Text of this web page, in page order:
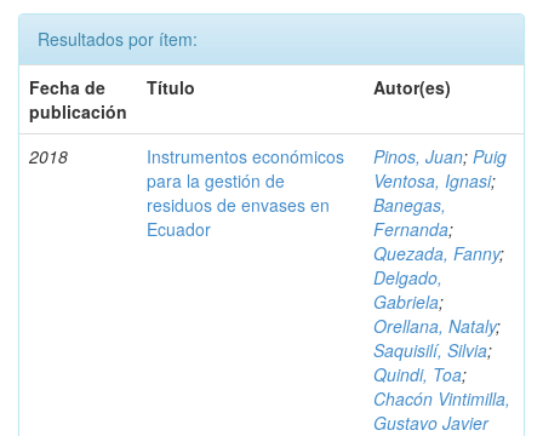
Resultados por ítem:
Fecha de
publicación
Título Autor(es)
2018
Instrumentos económicos
para la gestión de
residuos de envases en
Ecuador
Pinos, Juan; Puig
Ventosa, Ignasi;
Banegas,
Fernanda;
Quezada, Fanny;
Delgado,
Gabriela;
Orellana, Nataly;
Saquisilí, Silvia;
Quindi, Toa;
Chacón Vintimilla,
Gustavo Javier